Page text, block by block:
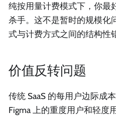
纯按用量计费模式下，你最
杀手。这不是暂时的规模化
式与计费方式之间的结构性
价值反转问题
传统 SaaS 的每用户边际成
Figma 上的重度用户和轻度